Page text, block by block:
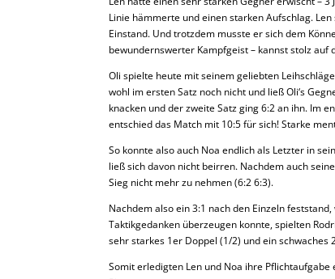
Linie hämmerte und einen starken Aufschlag.
Einstand. Und trotzdem musste er sich dem
bewundernswerter Kampfgeist – kannst stolz auf
Oli spielte heute mit seinem geliebten
wohl im ersten Satz noch nicht und ließ Oli‘s
knacken und der zweite Satz ging 6:2 an ihn. Im
entschied das Match mit 10:5 für sich! Starke
So konnte also auch Noa endlich als Letzter in
ließ sich davon nicht beirren. Nachdem auch
Sieg nicht mehr zu nehmen (6:2 6:3).
Nachdem also ein 3:1 nach den Einzeln
Taktikgedanken überzeugen konnte, spielten
sehr starkes 1er Doppel (1/2) und ein schwaches
Somit erledigten Len und Noa ihre